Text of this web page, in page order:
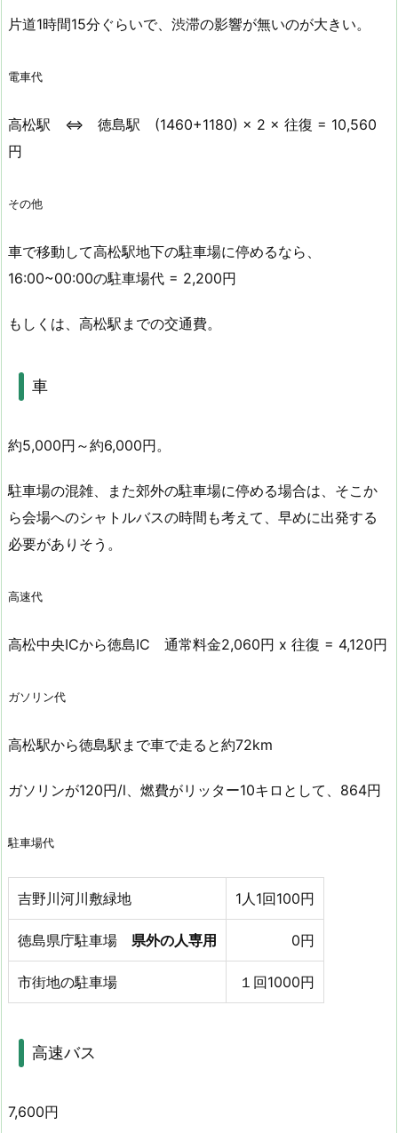
片道1時間15分ぐらいで、渋滞の影響が無いのが大きい。
電車代
高松駅 ⇔ 徳島駅 (1460+1180) × 2 × 往復 = 10,560
円
その他
車で移動して高松駅地下の駐車場に停めるなら、
16:00~00:00の駐車場代 = 2,200円
もしくは、高松駅までの交通費。
車
約5,000円～約6,000円。
駐車場の混雑、また郊外の駐車場に停める場合は、そこか
ら会場へのシャトルバスの時間も考えて、早めに出発する
必要がありそう。
高速代
高松中央ICから徳島IC 通常料金2,060円 x 往復 = 4,120円
ガソリン代
高松駅から徳島駅まで車で走ると約72km
ガソリンが120円/l、燃費がリッター10キロとして、864円
駐車場代
吉野川河川敷緑地 1人1回100円
徳島県庁駐車場 県外の人専用 0円
市街地の駐車場 １回1000円
高速バス
7,600円